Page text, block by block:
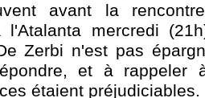
avant la
l'Atalanta mercredi
Zerbi n'est pas
et à rappeler
étaient préjudiciables.